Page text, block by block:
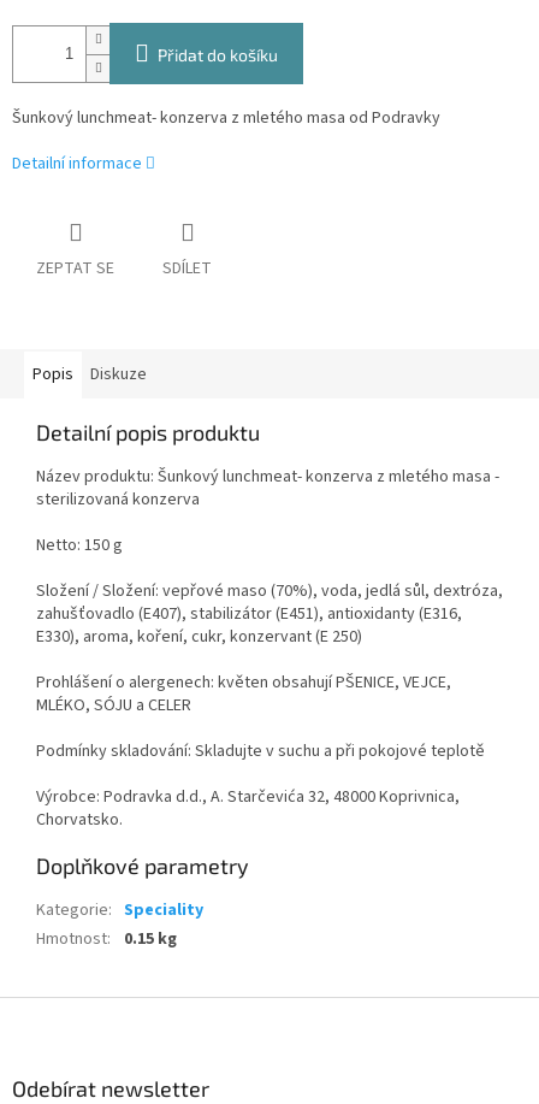
Přidat do košíku
Šunkový lunchmeat- konzerva z mletého masa od Podravky
Detailní informace
ZEPTAT SE SDÍLET
Popis Diskuze
Detailní popis produktu
Název produktu: Šunkový lunchmeat- konzerva z mletého masa -
sterilizovaná konzerva
Netto: 150 g
Složení / Složení: vepřové maso (70%), voda, jedlá sůl, dextróza,
zahušťovadlo (E407), stabilizátor (E451), antioxidanty (E316,
E330), aroma, koření, cukr, konzervant (E 250)
Prohlášení o alergenech: květen obsahují PŠENICE, VEJCE,
MLÉKO, SÓJU a CELER
Podmínky skladování: Skladujte v suchu a při pokojové teplotě
Výrobce: Podravka d.d., A. Starčevića 32, 48000 Koprivnica,
Chorvatsko.
Doplňkové parametry
Kategorie: Speciality
Hmotnost: 0.15 kg
Odebírat newsletter